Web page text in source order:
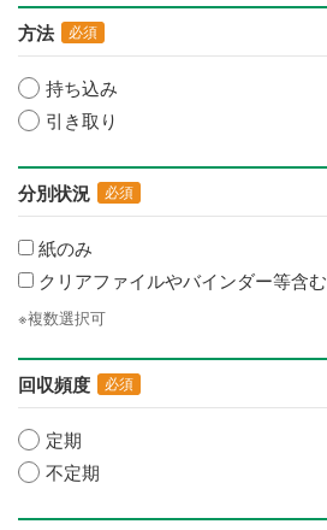
方法 必須
持ち込み
引き取り
分別状況 必須
紙のみ
クリアファイルやバインダー等含む
※複数選択可
回収頻度 必須
定期
不定期